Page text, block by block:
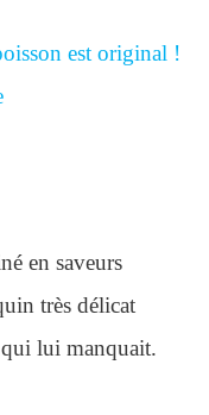
est original !
en saveurs
très délicat
lui manquait.